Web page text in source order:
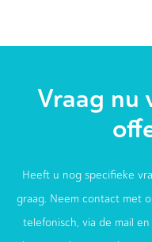
Vraag nu
Heeft u nog specifieke
graag. Neem contact met
telefonisch, via de mail